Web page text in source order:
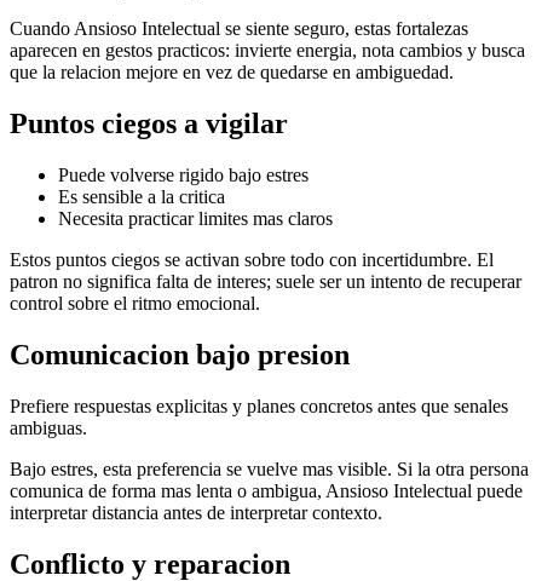
Cuando Ansioso Intelectual se siente seguro, estas fortalezas
aparecen en gestos practicos: invierte energia, nota cambios y busca
que la relacion mejore en vez de quedarse en ambiguedad.
Puntos ciegos a vigilar
Puede volverse rigido bajo estres
Es sensible a la critica
Necesita practicar limites mas claros
Estos puntos ciegos se activan sobre todo con incertidumbre. El
patron no significa falta de interes; suele ser un intento de recuperar
control sobre el ritmo emocional.
Comunicacion bajo presion
Prefiere respuestas explicitas y planes concretos antes que senales
ambiguas.
Bajo estres, esta preferencia se vuelve mas visible. Si la otra persona
comunica de forma mas lenta o ambigua, Ansioso Intelectual puede
interpretar distancia antes de interpretar contexto.
Conflicto y reparacion